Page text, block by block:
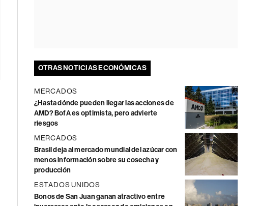
OTRAS NOTICIAS ECONÓMICAS
MERCADOS
¿Hasta dónde pueden llegar las acciones de
AMD? BofA es optimista, pero advierte
riesgos
MERCADOS
Brasil deja al mercado mundial del azúcar con
menos información sobre su cosecha y
producción
ESTADOS UNIDOS
Bonos de San Juan ganan atractivo entre